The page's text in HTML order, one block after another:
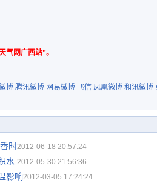
气网广西站”。
博 腾讯微博 网易微博 飞信 凤凰微博 和讯微博
时2012-06-18 20:57:24
水 2012-05-30 21:56:36
影响2012-03-05 17:24:24